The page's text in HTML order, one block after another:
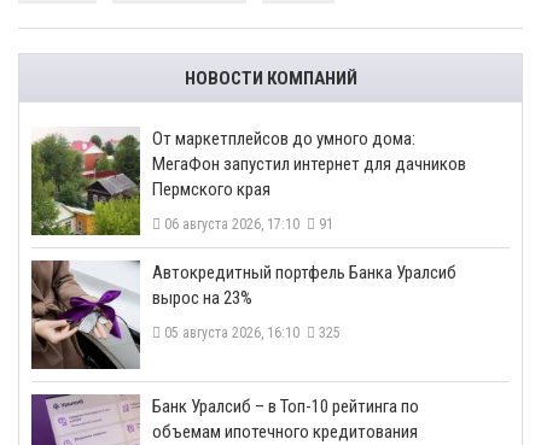
НОВОСТИ КОМПАНИЙ
От маркетплейсов до умного дома:
МегаФон запустил интернет для дачников
Пермского края
06 августа 2026, 17:10 91
​Автокредитный портфель Банка Уралсиб
вырос на 23%
05 августа 2026, 16:10 325
​Банк Уралсиб – в Топ-10 рейтинга по
объемам ипотечного кредитования